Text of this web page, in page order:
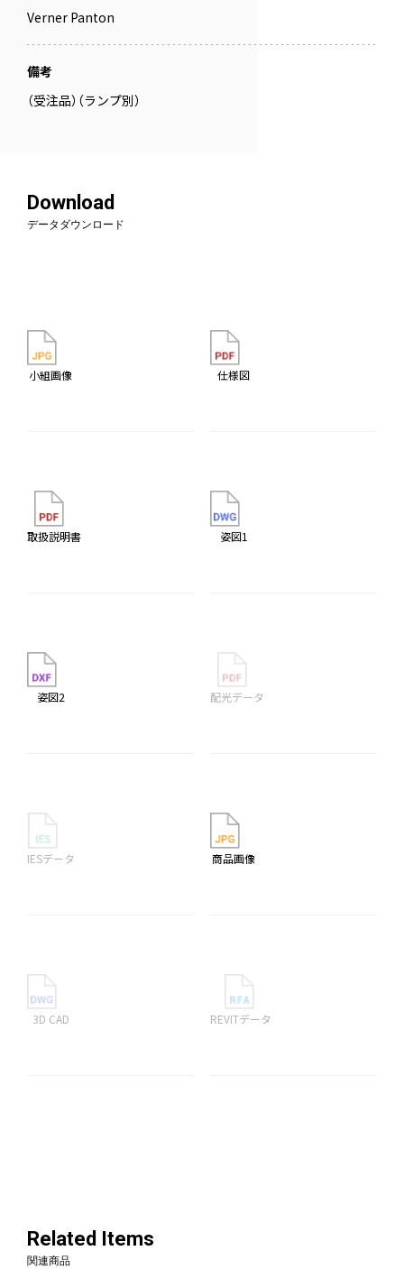
Verner Panton
備考
（受注品）（ランプ別）
Download
データダウンロード
小組画像 仕様図
取扱説明書 姿図1
姿図2 配光データ
IESデータ 商品画像
3D CAD REVITデータ
Related Items
関連商品